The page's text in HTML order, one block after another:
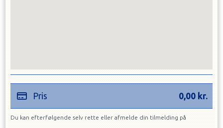
Pris 0,00 kr.
Du kan efterfølgende selv rette eller afmelde din tilmelding på